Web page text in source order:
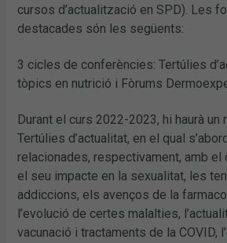
cursos d’actualització en SPD). Les
destacades són les següents:
3 cicles de conferències: Tertúlies
tòpics en nutrició i Fòrums
Durant el curs 2022-2023, hi haurà un
Tertúlies d’actualitat, en el qual
relacionades, respectivament, amb el
el seu impacte en la sexualitat, les
addiccions, els avenços de la
l’evolució de certes malalties,
vacunació i tractaments de la COVID,